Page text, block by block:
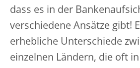
dass es in der
verschiedene Ansätze gibt!
erhebliche Unterschiede
einzelnen Ländern, die oft